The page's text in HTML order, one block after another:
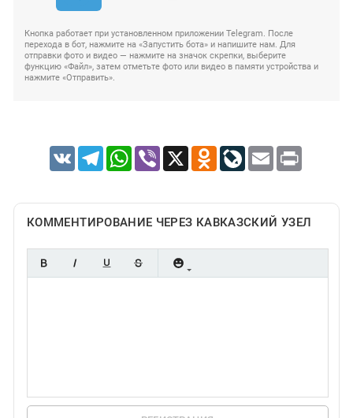
Кнопка работает при установленном приложении Telegram. После
перехода в бот, нажмите на «Запустить бота» и напишите нам. Для
отправки фото и видео — нажмите на значок скрепки, выберите
функцию «Файл», затем отметьте фото или видео в памяти устройства и
нажмите «Отправить».
VK TelegramWhatsApp
Viber X Odnoklassniki
LiveJournal
Email Print
КОММЕНТИРОВАНИЕ ЧЕРЕЗ КАВКАЗСКИЙ УЗЕЛ